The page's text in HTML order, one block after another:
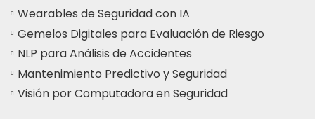
Wearables de Seguridad con IA
Gemelos Digitales para Evaluación de Riesgo
NLP para Análisis de Accidentes
Mantenimiento Predictivo y Seguridad
Visión por Computadora en Seguridad